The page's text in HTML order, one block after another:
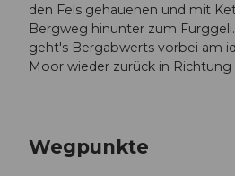
den Fels gehauenen und mit
Bergweg hinunter zum
geht's Bergabwerts vorbei am
Moor wieder zurück in Richtung
Wegpunkte